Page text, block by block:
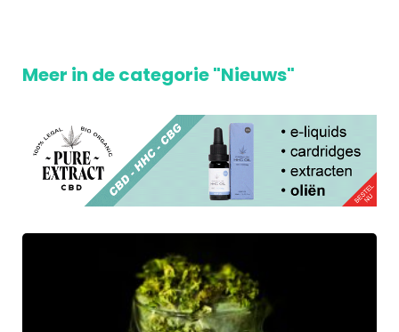
Meer in de categorie "Nieuws"